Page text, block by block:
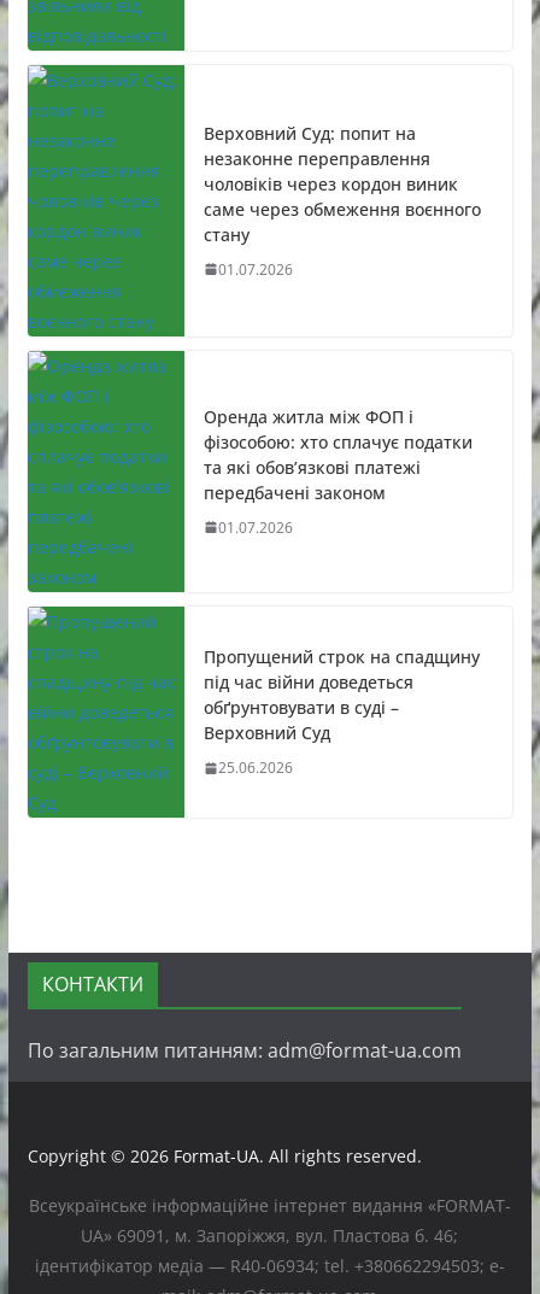
Верховний Суд: попит на
незаконне переправлення
чоловіків через кордон виник
саме через обмеження воєнного
стану
01.07.2026
Оренда житла між ФОП і
фізособою: хто сплачує податки
та які обов’язкові платежі
передбачені законом
01.07.2026
Пропущений строк на спадщину
під час війни доведеться
обґрунтовувати в суді –
Верховний Суд
25.06.2026
КОНТАКТИ
По загальним питанням: adm@format-ua.com
Copyright © 2026 Format-UA. All rights reserved.
Всеукраїнське інформаційне інтернет видання «FORMAT-
UA» 69091, м. Запоріжжя, вул. Пластова б. 46;
ідентифікатор медіа — R40-06934; tel. +380662294503; e-